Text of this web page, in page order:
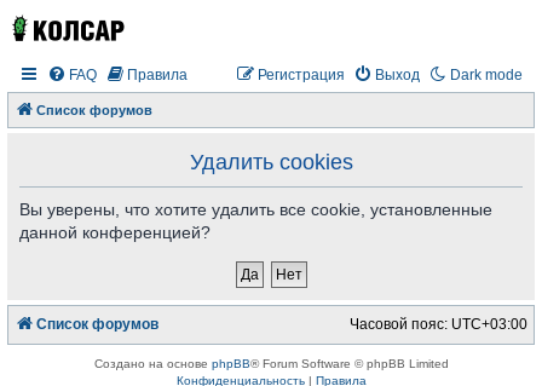
Dark mode
FAQ Правила Выход
Регистрация
Список форумов
Удалить cookies
Вы уверены, что хотите удалить все cookie, установленные
данной конференцией?
Список форумов Часовой пояс: UTC+03:00
Создано на основе phpBB® Forum Software © phpBB Limited
Конфиденциальность| Правила